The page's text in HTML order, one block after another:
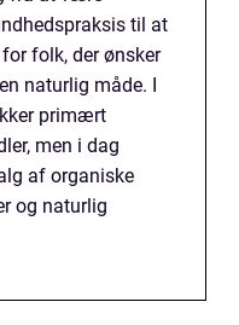
til at
folk, der ønsker
naturlig måde. I
primært
men i dag
af organiske
og naturlig